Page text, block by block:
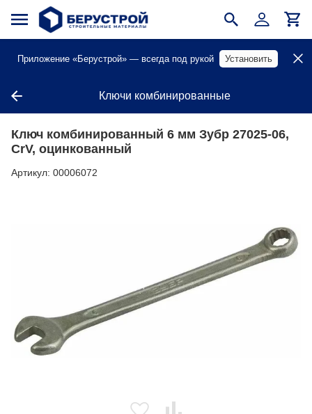
Приложение «Берустрой» — всегда под рукой Установить
Ключи комбинированные
Ключ комбинированный 6 мм Зубр 27025-06,
CrV, оцинкованный
Артикул: 00006072